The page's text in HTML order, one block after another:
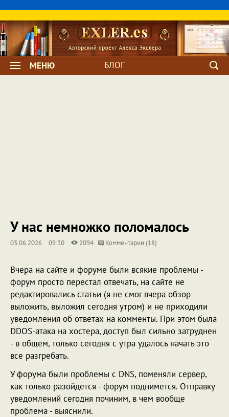
МЕНЮ БЛОГ
У нас немножко поломалось
03.06.2026 09:30 2094 Комментарии (18)
Вчера на сайте и форуме были всякие проблемы -
форум просто перестал отвечать, на сайте не
редактировались статьи (я не смог вчера обзор
выложить, выложил сегодня утром) и не приходили
уведомления об ответах на комменты. При этом была
DDOS-атака на хостера, доступ был сильно затруднен
- в общем, только сегодня с утра удалось начать это
все разгребать.
У форума были проблемы с DNS, поменяли сервер,
как только разойдется - форум поднимется. Отправку
уведомлений сегодня починим, в чем вообще
проблема - выяснили.